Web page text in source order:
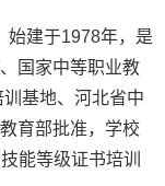
建于1978年，是
国家中等职业教
基地、河北省中
育部批准，学校
能等级证书培训